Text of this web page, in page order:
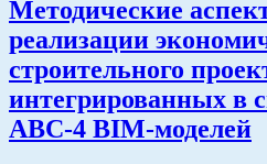
Методические
реализации
строительного
интегрированных в
АВС-4 BIM-моделей